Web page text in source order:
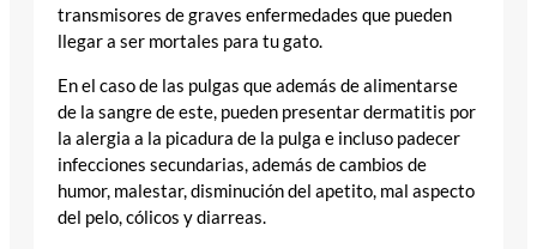
transmisores de graves enfermedades que pueden
llegar a ser mortales para tu gato.
En el caso de las pulgas que además de alimentarse
de la sangre de este, pueden presentar dermatitis por
la alergia a la picadura de la pulga e incluso padecer
infecciones secundarias, además de cambios de
humor, malestar, disminución del apetito, mal aspecto
del pelo, cólicos y diarreas.